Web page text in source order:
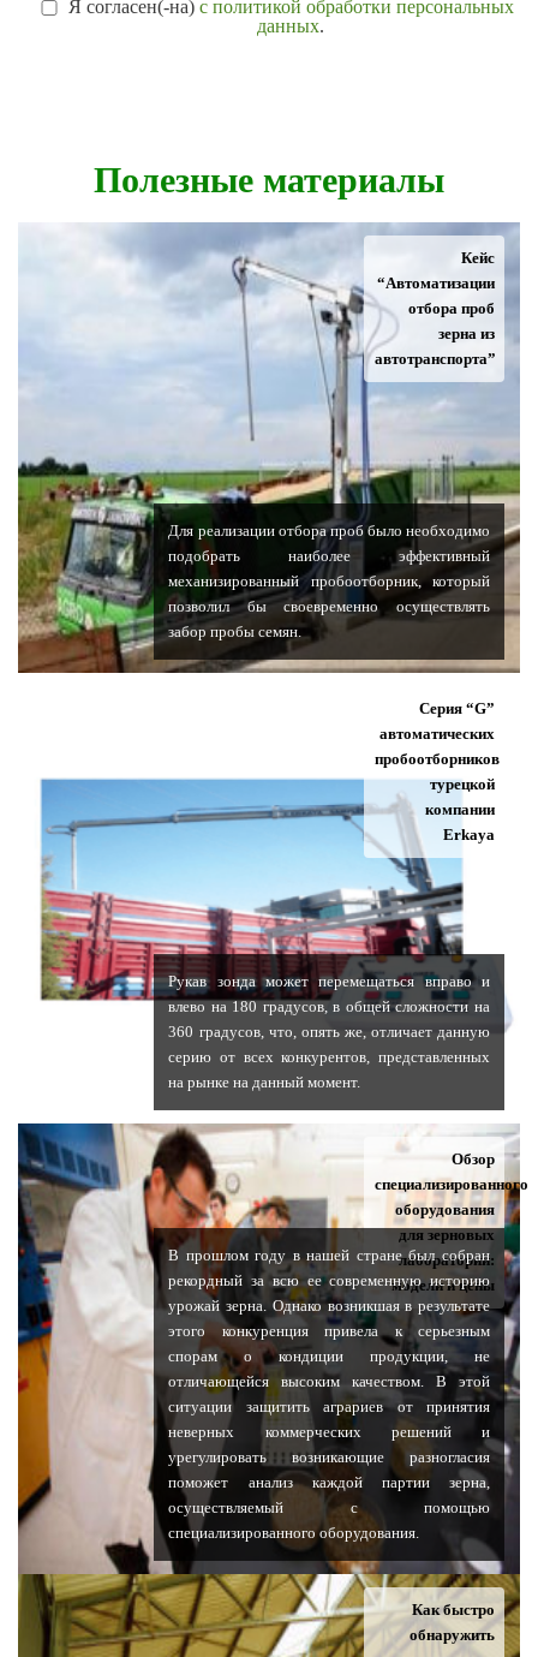
Я согласен(-на) с политикой обработки персональных
данных.
Полезные материалы
Кейс
“Автоматизации
отбора проб
зерна из
автотранспорта”
Для реализации отбора проб было необходимо
подобрать наиболее эффективный
механизированный пробоотборник, который
позволил бы своевременно осуществлять
забор пробы семян.
Серия “G”
автоматических
пробоотборников
турецкой
компании
Erkaya
Рукав зонда может перемещаться вправо и
влево на 180 градусов, в общей сложности на
360 градусов, что, опять же, отличает данную
серию от всех конкурентов, представленных
на рынке на данный момент.
Обзор
специализированного
оборудования
для зерновых
лабораторий:
модели и цены
В прошлом году в нашей стране был собран
рекордный за всю ее современную историю
урожай зерна. Однако возникшая в результате
этого конкуренция привела к серьезным
спорам о кондиции продукции, не
отличающейся высоким качеством. В этой
ситуации защитить аграриев от принятия
неверных коммерческих решений и
урегулировать возникающие разногласия
поможет анализ каждой партии зерна,
осуществляемый с помощью
специализированного оборудования.
Как быстро
обнаружить